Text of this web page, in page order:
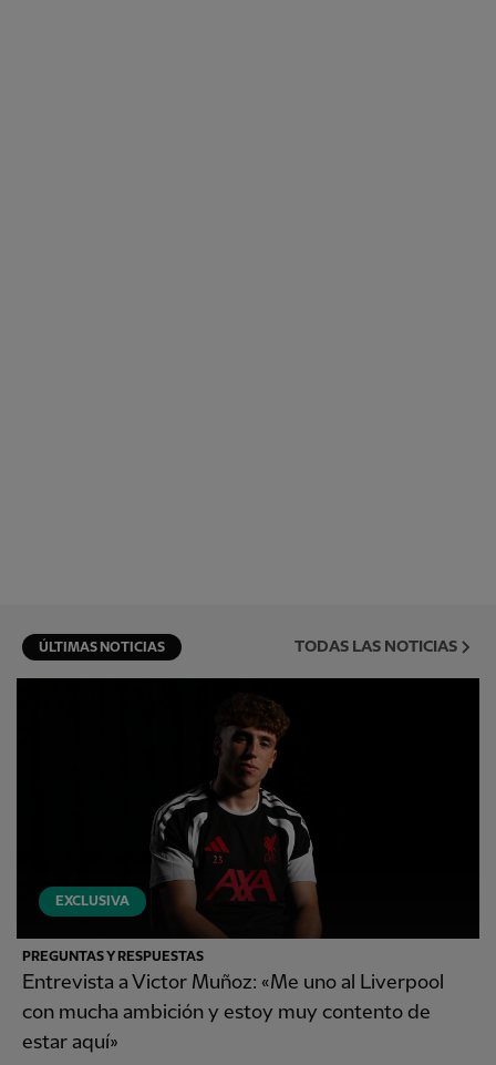
ÚLTIMAS NOTICIAS TODAS LAS NOTICIAS
EXCLUSIVA
PREGUNTAS Y RESPUESTAS
Entrevista a Victor Muñoz: «Me uno al Liverpool
con mucha ambición y estoy muy contento de
estar aquí»